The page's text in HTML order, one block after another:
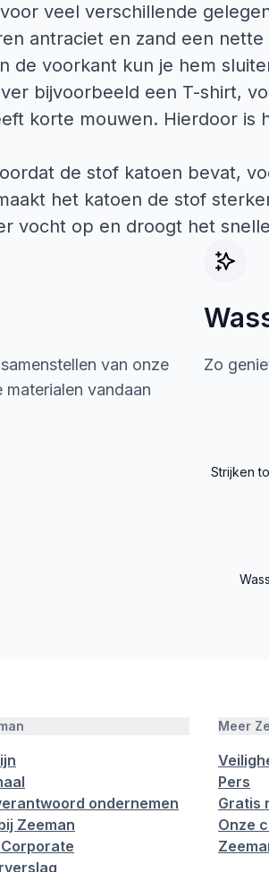
veel verschillende
antraciet en zand een nette
de voorkant kun je hem
bijvoorbeeld een T-shirt,
korte mouwen. Hierdoor is
de stof katoen bevat,
het katoen de stof
vocht op en droogt het
van onze
vandaan
Zo
Strijken
ondernemen
Zeeman
Meer
Pers
Gratis
Onze